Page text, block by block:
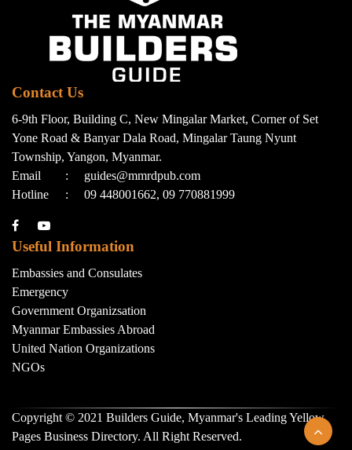
Contact Us
6-9th Floor, Building C, New Mingalar Market, Corner of Set
Yone Road & Banyar Dala Road, Mingalar Taung Nyunt
Township, Yangon, Myanmar.
Email
:
guides@mmrdpub.com
Hotline
: 09 448001662, 09 770881999
Useful Information
Embassies and Consulates
Emergency
Government Organizsation
Myanmar Embassies Abroad
United Nation Organizations
NGOs
Copyright © 2021 Builders Guide, Myanmar's Leading Yellow
Pages Business Directory. All Right Reserved.